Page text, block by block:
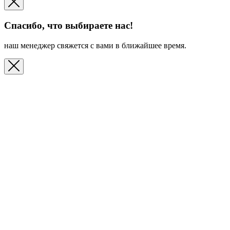
Спасибо, что выбираете нас!
наш менеджер свяжется с вами в ближайшее время.